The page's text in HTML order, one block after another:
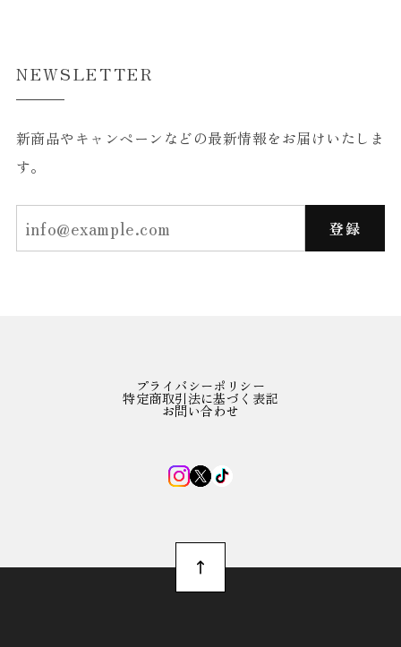
NEWSLETTER
新商品やキャンペーンなどの最新情報をお届けいたしま
す。
登録
プライバシーポリシー
特定商取引法に基づく表記
お問い合わせ